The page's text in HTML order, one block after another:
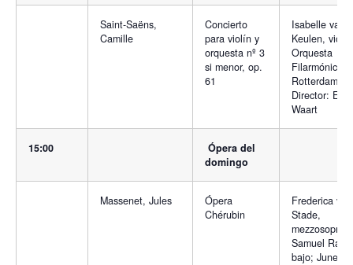
Saint-Saëns,
Camille
Concierto
para violín y
orquesta nº 3
si menor, op.
61
Isabelle van
Keulen,
Orquesta
Filarmónica
Rotterdam.
Director: Edo
Waart
15:00
Ópera del
domingo
Massenet, Jules
Ópera
Chérubin
Frederica von
Stade,
Samuel
bajo; June